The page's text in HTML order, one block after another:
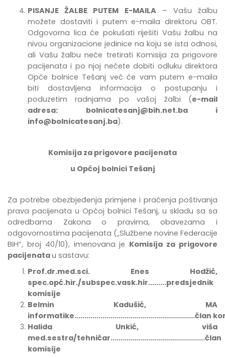
PISANJE ŽALBE PUTEM E-MAILA– Vašu žalbu
možete dostaviti i putem e-maila direktoru OBT.
Odgovorna lica će pokušati riješiti Vašu žalbu na
nivou organizacione jedinice na koju se ista odnosi,
ali Vašu žalbu neće tretirati Komisija za prigovore
pacijenata i po njoj nećete dobiti odluku direktora
Opće bolnice Tešanj već će vam putem e-maila
biti dostavljena informacija o postupanju i
poduzetim radnjama po vašoj žalbi (e-mail
adresa: bolnicatesanj@bih.net.bai
info@bolnicatesanj.ba).
Komisija za prigovore pacijenata
u Općoj bolnici Tešanj
Za potrebe obezbjeđenja primjene i praćenja poštivanja
prava pacijenata u Općoj bolnici Tešanj,u skladu sa sa
odredbama Zakona o pravima, obavezama i
odgovornostima pacijenata („Službene novine Federacije
BiH“, broj 40/10), imenovana je Komisija za prigovore
pacijenatau sastavu:
Prof.dr.med.sci. Enes Hodžić,
spec.opć.hir./subspec.vask.hir.........predsjednik
komisije
Belmin Kadušić, MA
informatike............................................................član
Halida Unkić, viša
med.sestra/tehničar...............................................član
komisije